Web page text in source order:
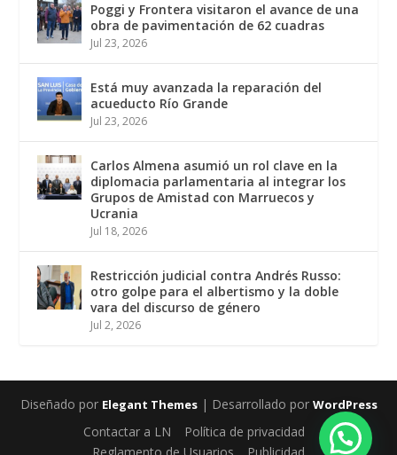
Poggi y Frontera visitaron el avance de una
obra de pavimentación de 62 cuadras
Jul 23, 2026
Está muy avanzada la reparación del
acueducto Río Grande
Jul 23, 2026
Carlos Almena asumió un rol clave en la
diplomacia parlamentaria al integrar los
Grupos de Amistad con Marruecos y
Ucrania
Jul 18, 2026
Restricción judicial contra Andrés Russo:
otro golpe para el albertismo y la doble
vara del discurso de género
Jul 2, 2026
Diseñado por Elegant Themes| Desarrollado por WordPress
Contactar a LN
Política de privacidad
Reglamento de Usuarios
Publicidad